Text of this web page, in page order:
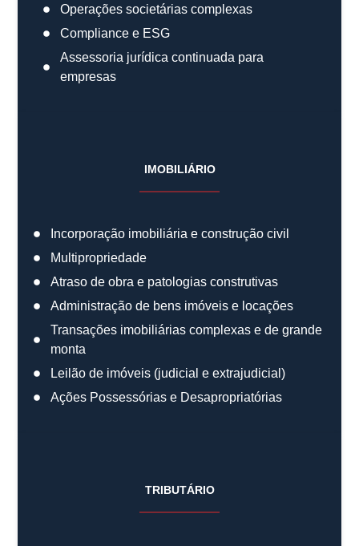
Operações societárias complexas
Compliance e ESG
Assessoria jurídica continuada para
empresas
IMOBILIÁRIO
Incorporação imobiliária e construção civil
Multipropriedade
Atraso de obra e patologias construtivas
Administração de bens imóveis e locações
Transações imobiliárias complexas e de grande
monta
Leilão de imóveis (judicial e extrajudicial)
Ações Possessórias e Desapropriatórias
TRIBUTÁRIO